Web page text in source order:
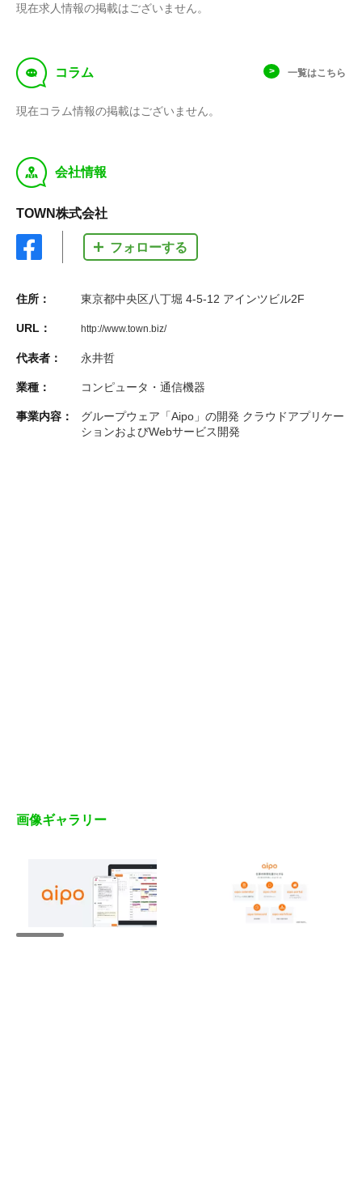
現在求人情報の掲載はございません。
f コラム 一覧はこちら
現在コラム情報の掲載はございません。
y 会社情報
TOWN株式会社
フォローする
住所： 東京都中央区八丁堀 4-5-12 アインツビル2F
URL： http://www.town.biz/
代表者： 永井哲
業種： コンピュータ・通信機器
事業内容：
グループウェア「Aipo」の開発 クラウドアプリケー
ションおよびWebサービス開発
画像ギャラリー